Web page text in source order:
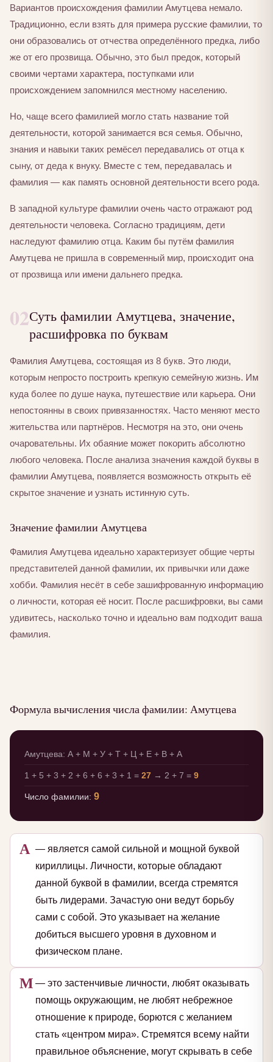
Вариантов происхождения фамилии Амутцева немало.
Традиционно, если взять для примера русские фамилии, то
они образовались от отчества определённого предка, либо
же от его прозвища. Обычно, это был предок, который
своими чертами характера, поступками или
происхождением запомнился местному населению.
Но, чаще всего фамилией могло стать название той
деятельности, которой занимается вся семья. Обычно,
знания и навыки таких ремёсел передавались от отца к
сыну, от деда к внуку. Вместе с тем, передавалась и
фамилия — как память основной деятельности всего рода.
В западной культуре фамилии очень часто отражают род
деятельности человека. Согласно традициям, дети
наследуют фамилию отца. Каким бы путём фамилия
Амутцева не пришла в современный мир, происходит она
от прозвища или имени дальнего предка.
02Суть фамилии Амутцева, значение,
расшифровка по буквам
Фамилия Амутцева, состоящая из 8 букв. Это люди,
которым непросто построить крепкую семейную жизнь. Им
куда более по душе наука, путешествие или карьера. Они
непостоянны в своих привязанностях. Часто меняют место
жительства или партнёров. Несмотря на это, они очень
очаровательны. Их обаяние может покорить абсолютно
любого человека. После анализа значения каждой буквы в
фамилии Амутцева, появляется возможность открыть её
скрытое значение и узнать истинную суть.
Значение фамилии Амутцева
Фамилия Амутцева идеально характеризует общие черты
представителей данной фамилии, их привычки или даже
хобби. Фамилия несёт в себе зашифрованную информацию
о личности, которая её носит. После расшифровки, вы сами
удивитесь, насколько точно и идеально вам подходит ваша
фамилия.
Формула вычисления числа фамилии: Амутцева
Амутцева: А + М + У + Т + Ц + Е + В + А
1 + 5 + 3 + 2 + 6 + 6 + 3 + 1 = 27 → 2 + 7 = 9
Число фамилии: 9
А — является самой сильной и мощной буквой
кириллицы. Личности, которые обладают
данной буквой в фамилии, всегда стремятся
быть лидерами. Зачастую они ведут борьбу
сами с собой. Это указывает на желание
добиться высшего уровня в духовном и
физическом плане.
М — это застенчивые личности, любят оказывать
помощь окружающим, не любят небрежное
отношение к природе, борются с желанием
стать «центром мира». Стремятся всему найти
правильное объяснение, могут скрывать в себе